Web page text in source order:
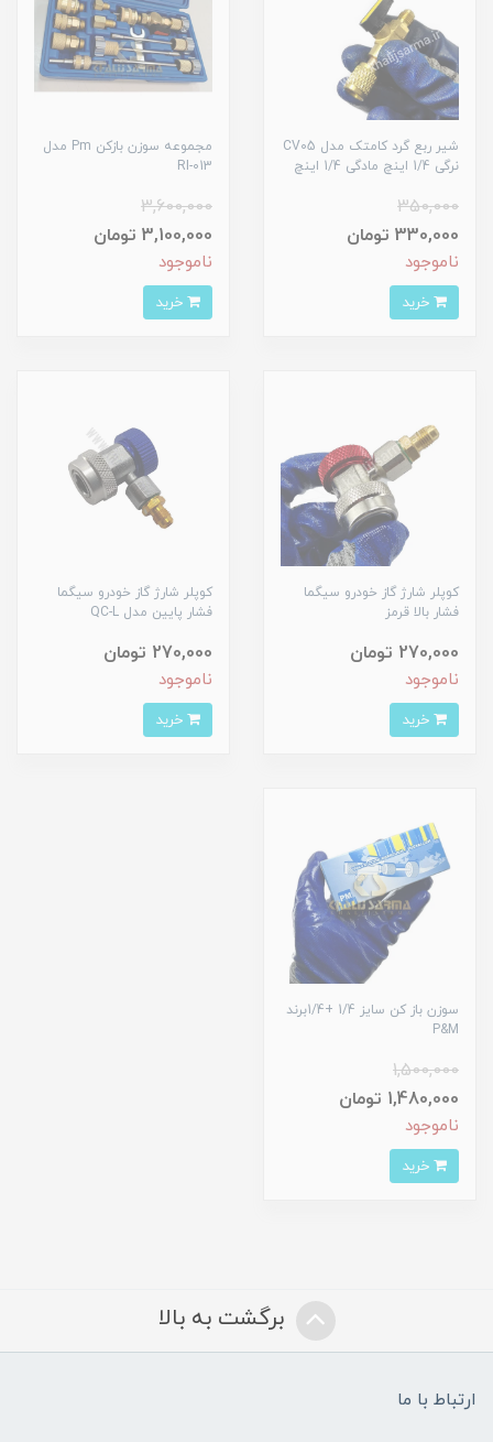
شیر ربع گرد کامتک مدل CV05
نرگی 1/4 اینچ مادگی 1/4 اینچ
350,000
330,000 تومان
ناموجود
مجموعه سوزن بازکن Pm مدل
RI-013
3,600,000
3,100,000 تومان
ناموجود
کوپلر شارژ گاز خودرو سیگما
فشار بالا قرمز
270,000 تومان
ناموجود
کوپلر شارژ گاز خودرو سیگما
فشار پایین مدل QC-L
270,000 تومان
ناموجود
سوزن باز کن سایز 1/4 +1/4برند
P&M
1,500,000
1,480,000 تومان
ناموجود
برگشت به بالا
ارتباط با ما